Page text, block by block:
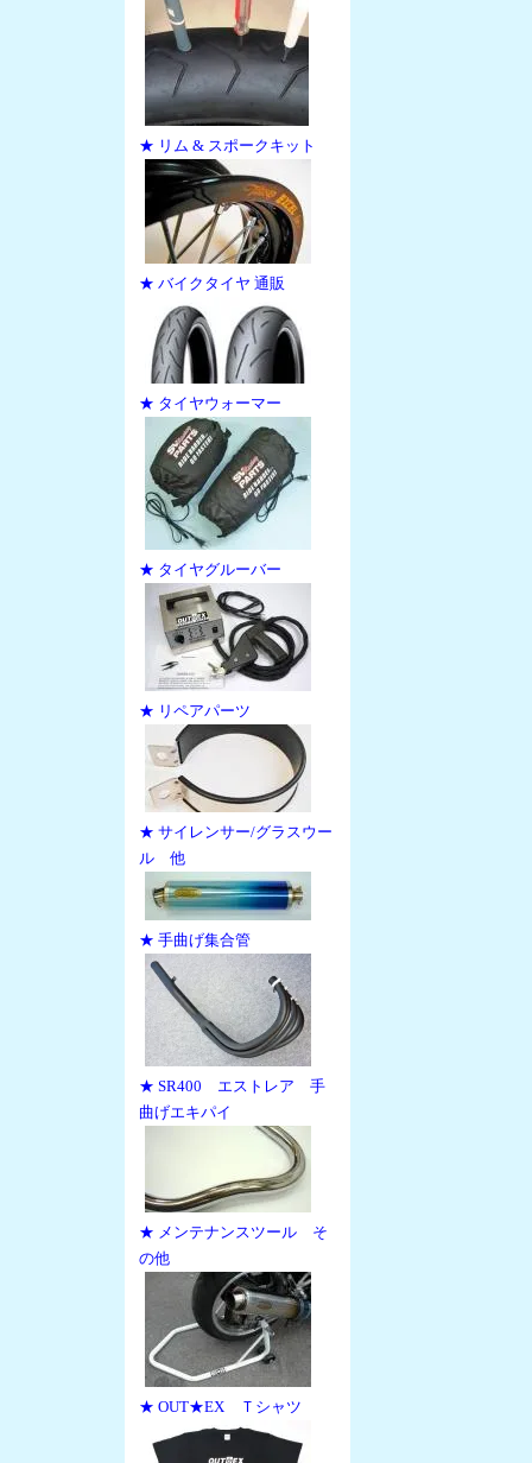
★ リム & スポークキット
★ バイクタイヤ 通販
★ タイヤウォーマー
★ タイヤグルーバー
★ リペアパーツ
★ サイレンサー/グラスウー
ル 他
★ 手曲げ集合管
★ SR400 エストレア 手
曲げエキパイ
★ メンテナンスツール そ
の他
★ OUT★EX Ｔシャツ